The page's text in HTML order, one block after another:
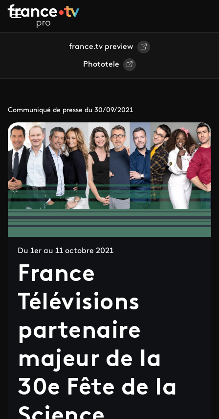
Aller au contenu principal
france.tv preview
Phototele
Communiqué de presse du 30/09/2021
Du 1er au 11 octobre 2021
France
Télévisions
partenaire
majeur de la
30e Fête de la